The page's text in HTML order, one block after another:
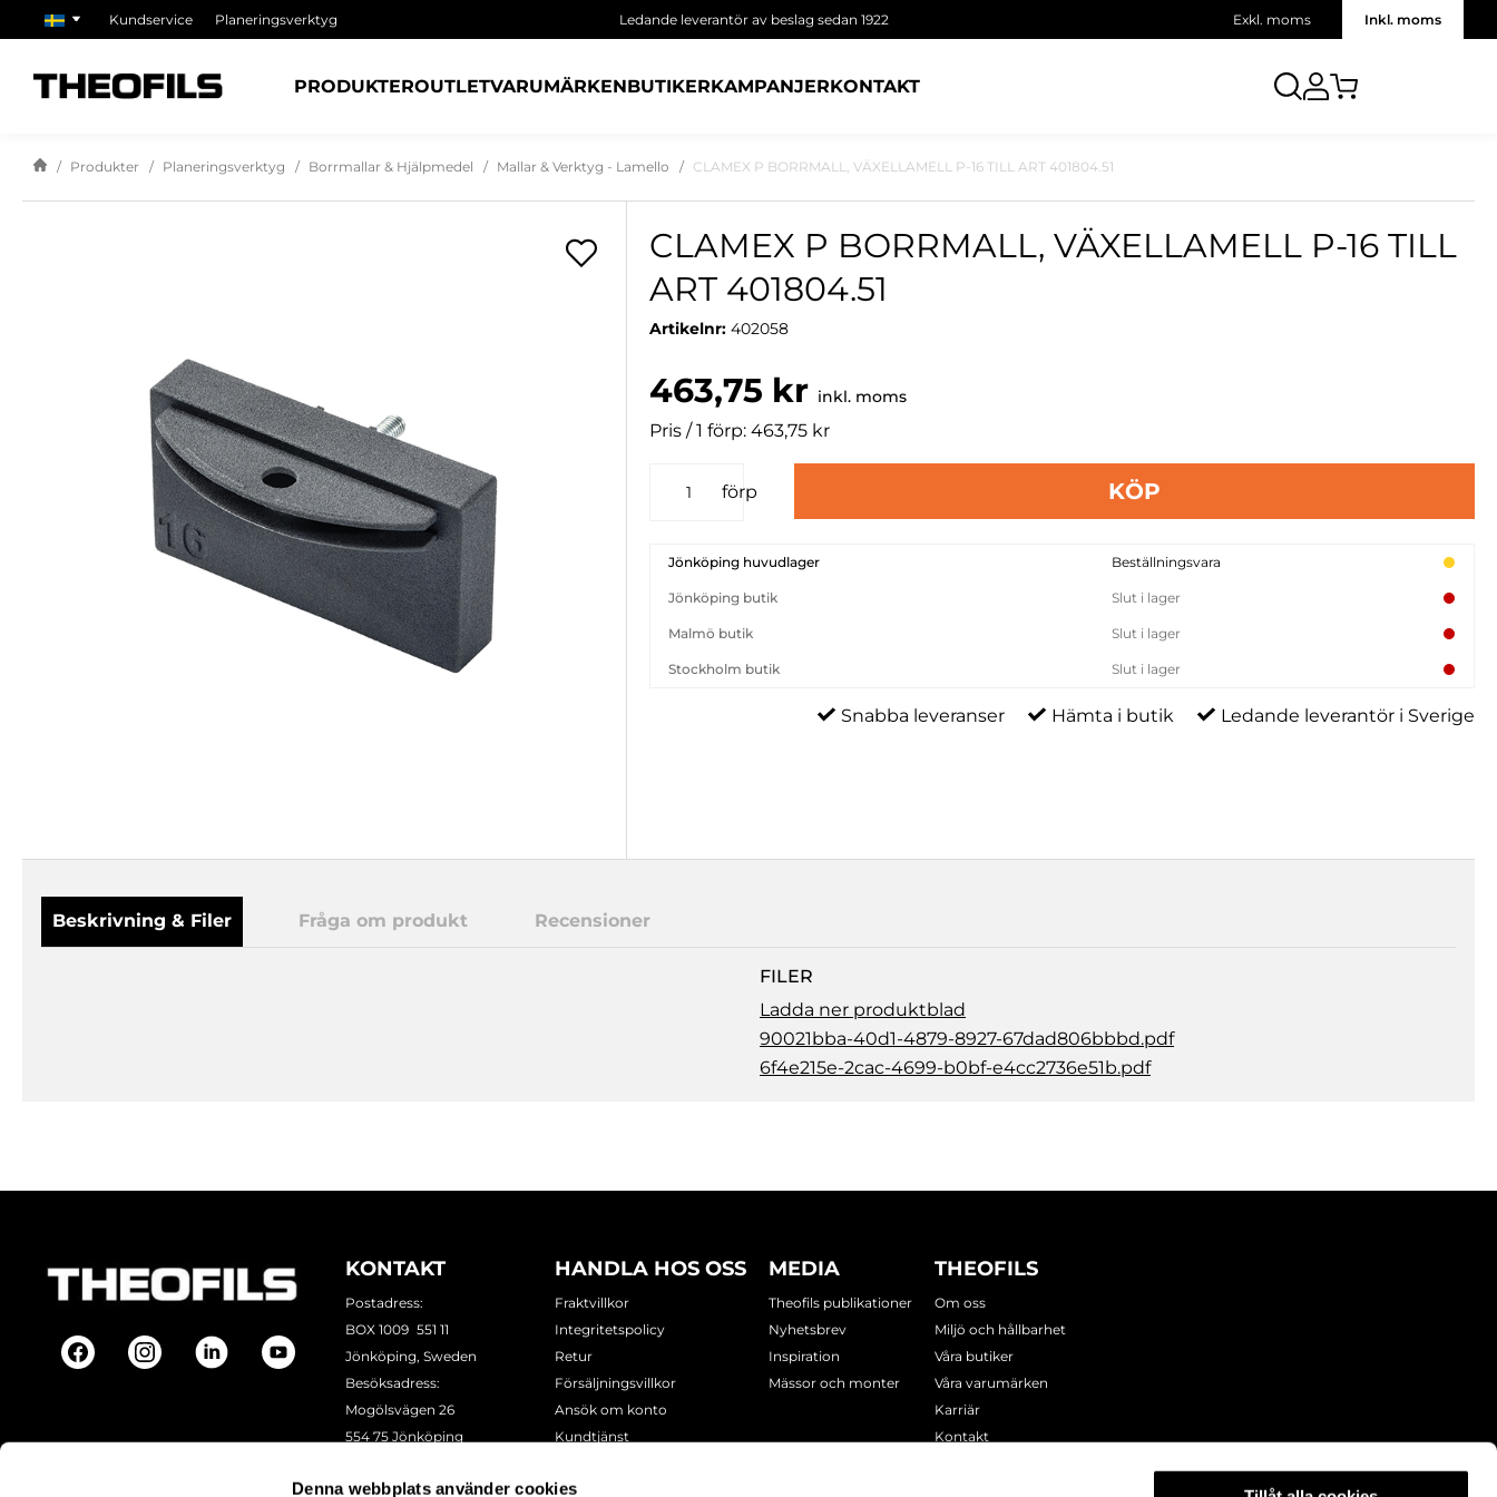
Denna webbplats använder cookies
Kundservice Planeringsverktyg Ledande leverantör av beslag sedan 1922 Exkl. moms Inkl. moms
PRODUKTEROUTLETVARUMÄRKENBUTIKERKAMPANJERKONTAKT
Produkter Planeringsverktyg Borrmallar & Hjälpmedel Mallar & Verktyg - Lamello CLAMEX P BORRMALL, VÄXELLAMELL P-16 TILL ART 401804.51
CLAMEX P BORRMALL, VÄXELLAMELL P-16 TILL
ART 401804.51
Artikelnr:402058
463,75 kr inkl. moms
Pris / 1 förp: 463,75 kr
förp KÖP
Jönköping huvudlager Beställningsvara
Jönköping butik Slut i lager
Malmö butik Slut i lager
Stockholm butik Slut i lager
Snabba leveranser Hämta i butik Ledande leverantör i Sverige
Beskrivning & Filer Fråga om produkt Recensioner
FILER
Ladda ner produktblad
90021bba-40d1-4879-8927-67dad806bbbd.pdf
6f4e215e-2cac-4699-b0bf-e4cc2736e51b.pdf
KONTAKT
Postadress:
BOX 1009 551 11
Jönköping, Sweden
Besöksadress:
Mogölsvägen 26
554 75 Jönköping
Epost:info@theofils.se
HANDLA HOS OSS
Fraktvillkor
Integritetspolicy
Retur
Försäljningsvillkor
Ansök om konto
Kundtjänst
MEDIA
Theofils publikationer
Nyhetsbrev
Inspiration
Mässor och monter
THEOFILS
Om oss
Miljö och hållbarhet
Våra butiker
Våra varumärken
Karriär
Kontakt